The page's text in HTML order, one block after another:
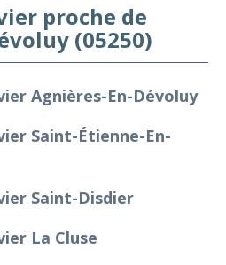
proche de
(05250)
Agnières-En-Dévoluy
Saint-Étienne-En-
Saint-Disdier
La Cluse